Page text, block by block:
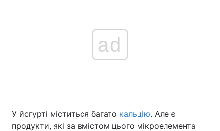
ad
У йогурті міститься багато кальцію. Але є
продукти, які за вмістом цього мікроелемента